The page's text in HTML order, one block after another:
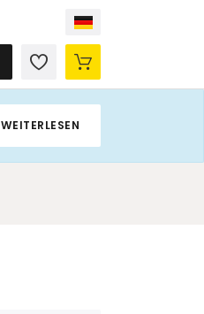
WEITERLESEN